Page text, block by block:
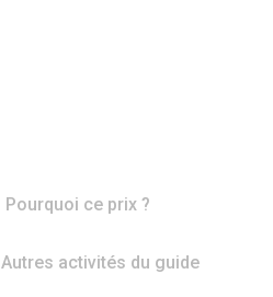
Pourquoi ce prix ?
Autres activités du guide